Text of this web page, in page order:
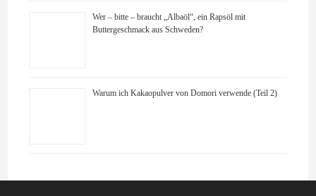
Wer – bitte – braucht „Albaöl“, ein Rapsöl mit
Buttergeschmack aus Schweden?
Warum ich Kakaopulver von Domori verwende (Teil 2)